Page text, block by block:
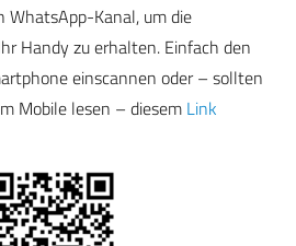
WhatsApp-Kanal, um die
Handy zu erhalten. Einfach den
einscannen oder – sollten
Mobile lesen – diesem Link